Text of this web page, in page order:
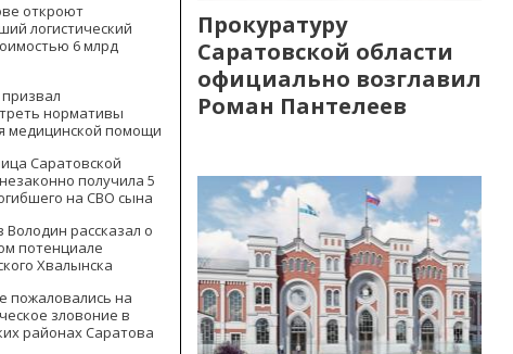
откроют
логистический
6 млрд
нормативы
медицинской помощи
Саратовской
получила 5
на СВО сына
Володин рассказал о
потенциале
Хвалынска
пожаловались на
зловоние в
районах Саратова
Прокуратуру
Саратовской области
официально возглавил
Роман Пантелеев